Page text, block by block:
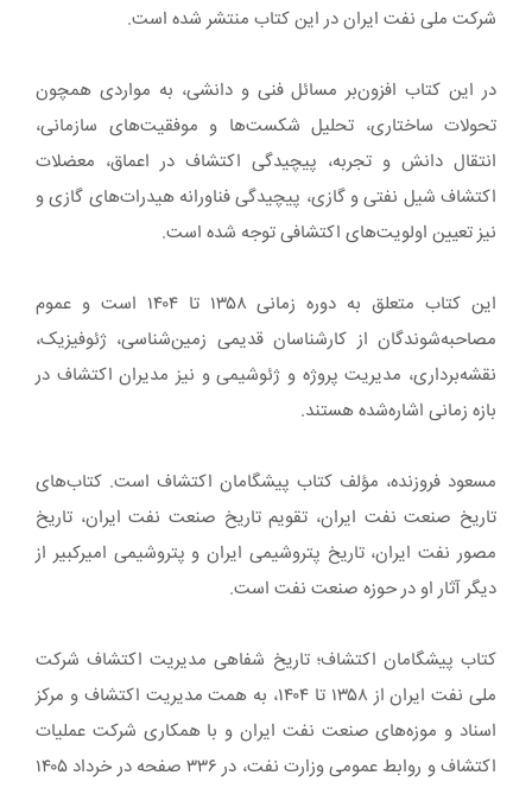
شرکت ملی نفت ایران در ‏این کتاب منتشر شده است‎.‎
در این کتاب افزون‌بر مسائل فنی و دانشی، به مواردی همچون
تحولات ساختاری، تحلیل شکست‌ها و موفقیت‌های ‏سازمانی،
انتقال دانش و تجربه، پیچیدگی اکتشاف در اعماق، معضلات
اکتشاف شیل نفتی و گازی، پیچیدگی ‏فناورانه هیدرات‌های گازی و
نیز تعیین اولویت‌های اکتشافی توجه شده است‎.‎
این کتاب متعلق به دوره زمانی ۱۳۵۸ تا ۱۴۰۴ است و عموم
مصاحبه‌شوندگان از کارشناسان قدیمی زمین‌شناسی، ‏ژئوفیزیک،
نقشه‌برداری، مدیریت پروژه و ژئوشیمی و نیز مدیران اکتشاف در
بازه زمانی اشاره‌شده هستند‎.‎
مسعود فروزنده، مؤلف کتاب پیشگامان اکتشاف است. کتاب‌های
تاریخ صنعت نفت ایران، تقویم تاریخ صنعت نفت ‏ایران، تاریخ
مصور نفت ایران، تاریخ پتروشیمی ایران و پتروشیمی امیرکبیر از
دیگر آثار او در حوزه صنعت نفت است‎.‎
کتاب پیشگامان اکتشاف؛ تاریخ شفاهی مدیریت اکتشاف شرکت
ملی نفت ایران از ۱۳۵۸ تا ۱۴۰۴، به همت مدیریت ‏اکتشاف و مرکز
اسناد و موزه‌های صنعت نفت ایران و با همکاری شرکت عملیات
اکتشاف و روابط‌ عمومی وزارت نفت، ‏در ۳۳۶ صفحه در خرداد ۱۴۰۵